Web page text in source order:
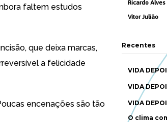
faltem estudos
que deixa marcas,
a felicidade
encenações são tão
Ricardo Alves
Vítor Julião
Recentes
VIDA
VIDA
VIDA
O clima